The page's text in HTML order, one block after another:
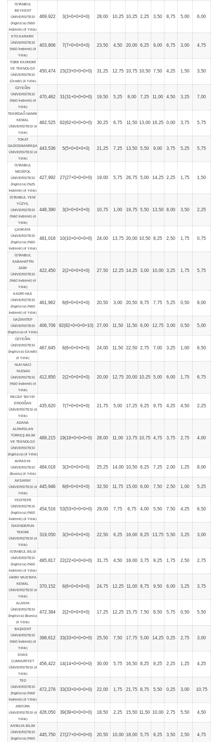
İSTANBUL
BEYKENT
ÜNİVERSİTESİ
(İngilizce) (%50
İndirimli) (4 Yıllık)
469,922 3(3+0+0+0+0) 28,00 10,25 10,25 2,25 3,50 8,75 5,00 6,00
KTO KARATAY
ÜNİVERSİTESİ
(%50 İndirimli) (4
Yıllık)
403,806 7(7+0+0+0+0) 23,50 4,50 20,00 6,25 9,00 6,75 3,00 4,75
TOBB EKONOMİ
VE TEKNOLOJİ
ÜNİVERSİTESİ
(Ücretli) (4 Yıllık)
450,474 23(23+0+0+0+0) 31,25 12,75 10,75 10,50 7,50 4,25 1,50 3,50
ÖZYEĞİN
ÜNİVERSİTESİ
(%50 İndirimli) (4
Yıllık)
470,462 31(31+0+0+0+0) 19,50 5,25 8,00 7,25 11,00 4,50 3,25 7,00
TEKİRDAĞ NAMIK
KEMAL
ÜNİVERSİTESİ (4
Yıllık)
462,525 62(62+0+0+0+0) 30,25 6,75 11,50 13,00 16,25 0,00 3,75 5,75
TOKAT
GAZİOSMANPAŞA
ÜNİVERSİTESİ (4
Yıllık)
443,536 5(5+0+0+0+0) 21,25 7,25 13,50 5,50 9,00 3,75 5,25 5,75
İSTANBUL
MEDİPOL
ÜNİVERSİTESİ
(İngilizce) (%25
İndirimli) (4 Yıllık)
427,992 27(27+0+0+0+0) 19,00 5,75 26,75 5,00 14,25 2,25 1,75 1,50
İSTANBUL YENİ
YÜZYIL
ÜNİVERSİTESİ
(%50 İndirimli) (4
Yıllık)
448,390 3(3+0+0+0+0) 10,75 1,00 19,75 5,50 13,50 8,00 3,50 2,25
ÇANKAYA
ÜNİVERSİTESİ
(İngilizce) (%50
İndirimli) (4 Yıllık)
481,018 10(10+0+0+0+0) 24,00 13,75 20,00 10,50 8,25 2,50 1,75 0,75
İSTANBUL
SABAHATTİN
ZAİM
ÜNİVERSİTESİ
(%50 İndirimli) (4
Yıllık)
422,450 2(2+0+0+0+0) 27,50 12,25 14,25 3,00 10,00 3,25 1,75 5,75
KADİR HAS
ÜNİVERSİTESİ
(İngilizce) (%50
İndirimli) (4 Yıllık)
461,962 6(6+0+0+0+0) 20,50 3,00 20,50 8,75 7,75 5,25 0,50 8,00
GAZİANTEP
ÜNİVERSİTESİ
(İngilizce) (4 Yıllık)
406,706 92(82+0+0+0+10) 27,00 11,50 11,50 6,00 12,75 3,00 0,50 5,00
ÖZYEĞİN
ÜNİVERSİTESİ
(İngilizce) (Ücretli)
(4 Yıllık)
467,645 6(6+0+0+0+0) 24,00 11,50 22,50 2,75 7,00 3,25 1,00 6,50
NUH NACİ
YAZGAN
ÜNİVERSİTESİ
(%50 İndirimli) (4
Yıllık)
412,850 2(2+0+0+0+0) 20,00 12,75 20,00 10,25 5,00 6,00 1,75 6,75
RECEP TAYYİP
ERDOĞAN
ÜNİVERSİTESİ (4
Yıllık)
435,620 7(7+0+0+0+0) 21,75 5,00 17,25 9,25 9,75 4,25 4,50 2,25
ADANA
ALPARSLAN
TÜRKEŞ BİLİM
VE TEKNOLOJİ
ÜNİVERSİTESİ
(İngilizce) (4 Yıllık)
489,215 19(19+0+0+0+0) 28,00 11,00 13,75 10,75 4,75 3,75 2,75 4,00
AVRASYA
ÜNİVERSİTESİ
(Burslu) (4 Yıllık)
484,018 3(3+0+0+0+0) 25,25 14,00 10,50 6,25 7,25 2,00 1,25 8,00
AKSARAY
ÜNİVERSİTESİ (4
Yıllık)
445,946 6(6+0+0+0+0) 32,50 11,75 15,00 6,00 7,50 2,50 1,00 5,25
YEDİTEPE
ÜNİVERSİTESİ
(İngilizce) (%50
İndirimli) (4 Yıllık)
454,516 53(53+0+0+0+0) 29,00 7,75 6,75 4,00 5,50 7,50 4,25 6,50
İSKENDERUN
TEKNİK
ÜNİVERSİTESİ (4
Yıllık)
319,050 3(3+0+0+0+0) 22,50 6,25 16,00 8,25 13,75 5,50 3,25 3,00
İSTANBUL BİLGİ
ÜNİVERSİTESİ
(İngilizce) (%50
İndirimli) (4 Yıllık)
495,817 22(22+0+0+0+0) 31,75 4,50 18,00 3,75 9,25 1,75 2,50 2,75
HATAY MUSTAFA
KEMAL
ÜNİVERSİTESİ (4
Yıllık)
370,152 6(6+0+0+0+0) 24,75 12,25 11,00 8,75 9,50 6,00 3,25 3,75
ALANYA
ÜNİVERSİTESİ
(İngilizce) (Burslu)
(4 Yıllık)
472,384 2(2+0+0+0+0) 17,25 12,25 15,75 7,50 8,50 5,75 0,50 5,50
BAŞKENT
ÜNİVERSİTESİ
(%50 İndirimli) (4
Yıllık)
398,612 33(33+0+0+0+0) 25,50 7,50 17,75 5,00 14,25 0,25 2,75 3,00
SİVAS
CUMHURİYET
ÜNİVERSİTESİ (4
Yıllık)
456,422 14(14+0+0+0+0) 30,00 5,75 16,50 8,25 9,25 2,25 1,25 4,25
TED
ÜNİVERSİTESİ
(İngilizce) (%50
İndirimli) (4 Yıllık)
472,278 33(33+0+0+0+0) 22,00 1,75 21,75 8,75 5,50 0,25 3,00 10,75
ATATÜRK
ÜNİVERSİTESİ (4
Yıllık)
426,050 39(39+0+0+0+0) 18,50 2,25 15,50 11,50 10,00 2,75 5,50 4,50
ANTALYA BİLİM
ÜNİVERSİTESİ
(İngilizce) (%50
445,750 27(27+0+0+0+0) 20,50 10,00 18,00 5,75 9,25 3,50 2,50 4,75